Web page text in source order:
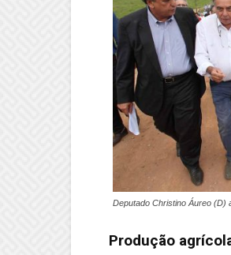
Deputado Christino Áureo (D)
Produção